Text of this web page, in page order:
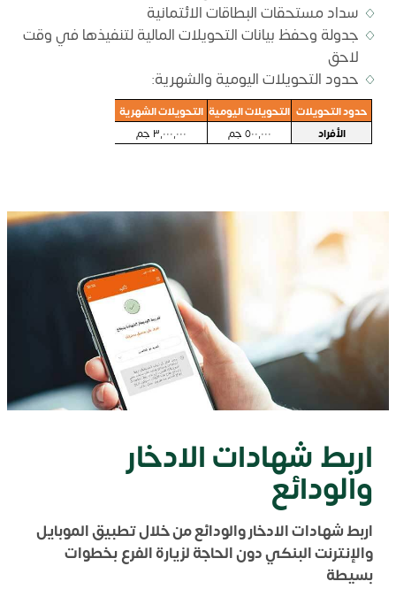
سداد مستحقات البطاقات الائتمانية
جدولة وحفظ بيانات التحويلات المالية لتنفيذها في وقت
لاحق
حدود التحويلات اليومية والشهرية:
حدود التحويلات التحويلات اليومية التحويلات الشهرية
الأفراد
٥٠٠,٠٠٠ جم ٣,٠٠٠,٠٠٠ جم
اربط شهادات الادخار
والودائع
اربط شهادات الادخار والودائع من خلال تطبيق الموبايل
والإنترنت البنكي دون الحاجة لزيارة الفرعبخطوات
بسيطة